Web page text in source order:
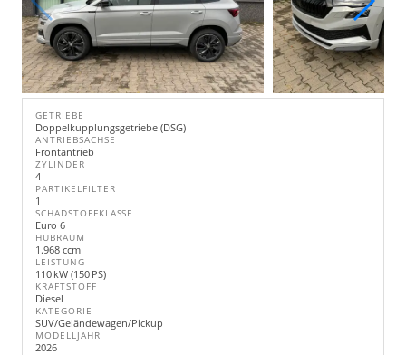
GETRIEBE
Doppelkupplungsgetriebe (DSG)
ANTRIEBSACHSE
Frontantrieb
ZYLINDER
4
PARTIKELFILTER
1
SCHADSTOFFKLASSE
Euro 6
HUBRAUM
1.968 ccm
LEISTUNG
110 kW (150 PS)
KRAFTSTOFF
Diesel
KATEGORIE
SUV/Geländewagen/Pickup
MODELLJAHR
2026